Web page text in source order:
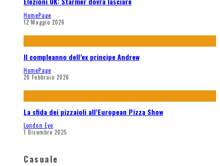
HomePage
12 Maggio 2026
Il compleanno dell’ex principe Andrew
HomePage
20 Febbraio 2026
La sfida dei pizzaioli all’European Pizza Show
London Eye
1 Dicembre 2025
Casuale